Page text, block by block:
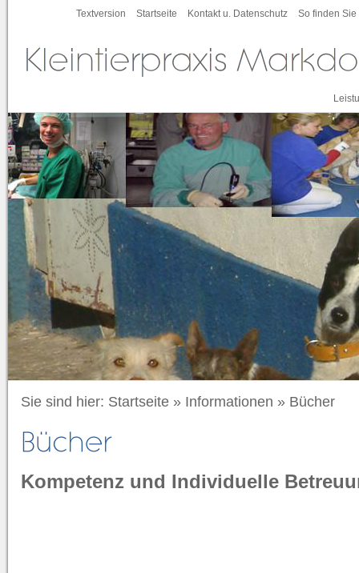
Textversion Startseite Kontakt u. Datenschutz So finden Sie
Sie sind hier: Startseite » Informationen » Bücher
Kompetenz und Individuelle